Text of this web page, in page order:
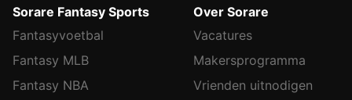
Sorare Fantasy Sports
Fantasyvoetbal
Fantasy MLB
Fantasy NBA
Over Sorare
Vacatures
Makersprogramma
Vrienden uitnodigen